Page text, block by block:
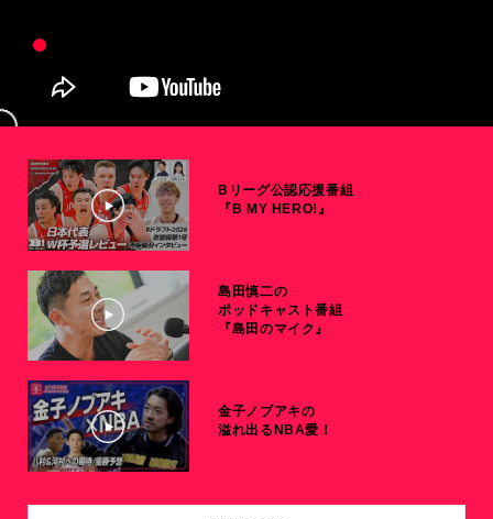
Bリーグ公認応援番組
『B MY HERO!』
島田慎二の
ポッドキャスト番組
『島田のマイク』
金子ノブアキの
溢れ出るNBA愛！